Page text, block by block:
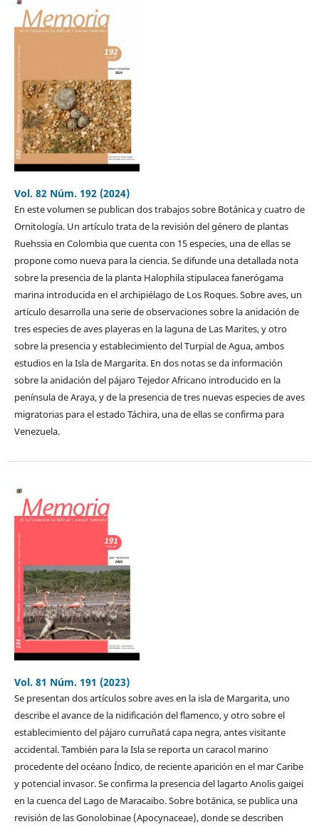
Vol. 82 Núm. 192 (2024)
En este volumen se publican dos trabajos sobre Botánica y cuatro de
Ornitología. Un artículo trata de la revisión del género de plantas
Ruehssia en Colombia que cuenta con 15 especies, una de ellas se
propone como nueva para la ciencia. Se difunde una detallada nota
sobre la presencia de la planta Halophila stipulacea fanerógama
marina introducida en el archipiélago de Los Roques. Sobre aves, un
artículo desarrolla una serie de observaciones sobre la anidación de
tres especies de aves playeras en la laguna de Las Marites, y otro
sobre la presencia y establecimiento del Turpial de Agua, ambos
estudios en la Isla de Margarita. En dos notas se da información
sobre la anidación del pájaro Tejedor Africano introducido en la
península de Araya, y de la presencia de tres nuevas especies de aves
migratorias para el estado Táchira, una de ellas se confirma para
Venezuela.
Vol. 81 Núm. 191 (2023)
Se presentan dos artículos sobre aves en la isla de Margarita, uno
describe el avance de la nidificación del flamenco, y otro sobre el
establecimiento del pájaro curruñatá capa negra, antes visitante
accidental. También para la Isla se reporta un caracol marino
procedente del océano Índico, de reciente aparición en el mar Caribe
y potencial invasor. Se confirma la presencia del lagarto Anolis gaigei
en la cuenca del Lago de Maracaibo. Sobre botánica, se publica una
revisión de las Gonolobinae (Apocynaceae), donde se describen